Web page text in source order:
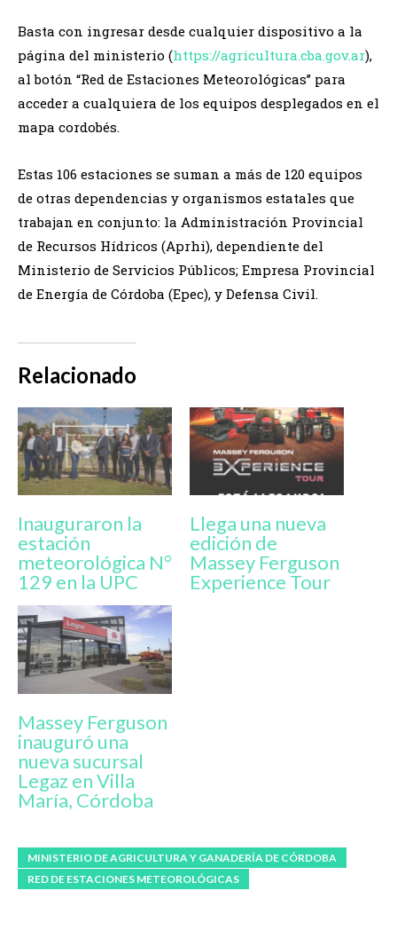
Basta con ingresar desde cualquier dispositivo a la
página del ministerio (https://agricultura.cba.gov.ar),
al botón “Red de Estaciones Meteorológicas” para
acceder a cualquiera de los equipos desplegados en el
mapa cordobés.
Estas 106 estaciones se suman a más de 120 equipos
de otras dependencias y organismos estatales que
trabajan en conjunto: la Administración Provincial
de Recursos Hídricos (Aprhi), dependiente del
Ministerio de Servicios Públicos; Empresa Provincial
de Energía de Córdoba (Epec), y Defensa Civil.
Relacionado
Inauguraron la
estación
meteorológica N°
129 en la UPC
Llega una nueva
edición de
Massey Ferguson
Experience Tour
Massey Ferguson
inauguró una
nueva sucursal
Legaz en Villa
María, Córdoba
MINISTERIO DE AGRICULTURA Y GANADERÍA DE CÓRDOBA
RED DE ESTACIONES METEOROLÓGICAS